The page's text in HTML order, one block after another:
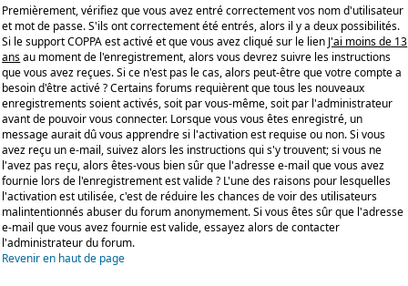
Premièrement, vérifiez que vous avez entré correctement vos nom d'utilisateur
et mot de passe. S'ils ont correctement été entrés, alors il y a deux possibilités.
Si le support COPPA est activé et que vous avez cliqué sur le lien J'ai moins de 13
ansau moment de l'enregistrement, alors vous devrez suivre les instructions
que vous avez reçues. Si ce n'est pas le cas, alors peut-être que votre compte a
besoin d'être activé ? Certains forums requièrent que tous les nouveaux
enregistrements soient activés, soit par vous-même, soit par l'administrateur
avant de pouvoir vous connecter. Lorsque vous vous êtes enregistré, un
message aurait dû vous apprendre si l'activation est requise ou non. Si vous
avez reçu un e-mail, suivez alors les instructions qui s'y trouvent; si vous ne
l'avez pas reçu, alors êtes-vous bien sûr que l'adresse e-mail que vous avez
fournie lors de l'enregistrement est valide ? L'une des raisons pour lesquelles
l'activation est utilisée, c'est de réduire les chances de voir des utilisateurs
malintentionnés abuser du forum anonymement. Si vous êtes sûr que l'adresse
e-mail que vous avez fournie est valide, essayez alors de contacter
l'administrateur du forum.
Revenir en haut de page